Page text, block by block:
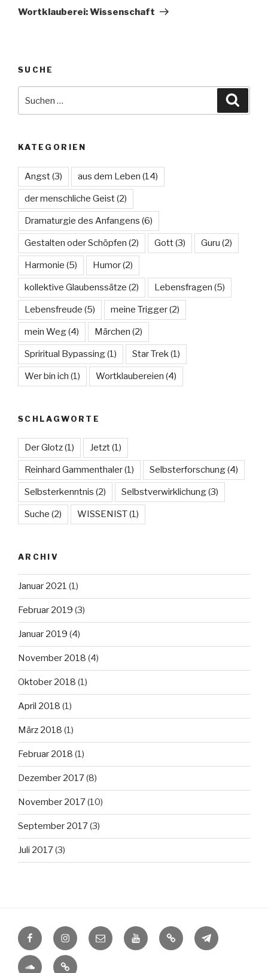
Beitrag
Wortklauberei: Wissenschaft
SUCHE
nach:
KATEGORIEN
Angst(3) aus dem Leben (14)
der menschliche Geist(2)
Dramaturgie des Anfangens (6)
Gestalten oder Schöpfen (2) Gott(3) Guru (2)
Harmonie (5) Humor(2)
kollektive Glaubenssätze (2) Lebensfragen (5)
Lebensfreude (5) meine Trigger(2)
mein Weg(4) Märchen (2)
Spriritual Bypassing(1) Star Trek(1)
Wer bin ich (1) Wortklaubereien (4)
SCHLAGWORTE
Der Glotz(1) Jetzt(1)
Reinhard Gammenthaler(1) Selbsterforschung(4)
Selbsterkenntnis (2) Selbstverwirklichung(3)
Suche (2) WISSENIST(1)
ARCHIV
Januar 2021 (1)
Februar 2019 (3)
Januar 2019 (4)
November 2018 (4)
Oktober 2018 (1)
April 2018 (1)
März 2018 (1)
Februar 2018 (1)
Dezember 2017(8)
November 2017(10)
September 2017(3)
Juli 2017(3)
FacebookInstagram
E-
Mail
YoutubeTiktok Telegram
Soundcloud
PayPal